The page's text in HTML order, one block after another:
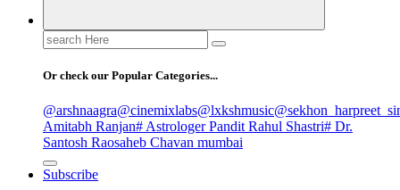
Search
for:
Or check our Popular Categories...
@arshnaagra@cinemixlabs@lxkshmusic
Amitabh Ranjan# Astrologer Pandit Rahul Shastri# Dr.
Santosh Raosaheb Chavan mumbai
Subscribe